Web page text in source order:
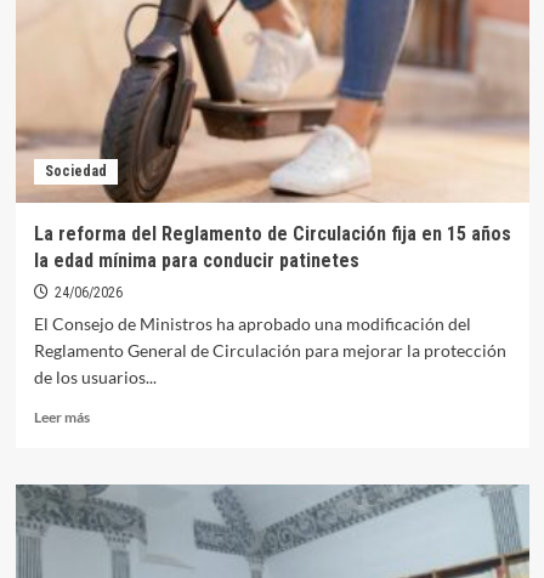
Orellana
para
la
implantación
de
medidas
seguridad
Sociedad
La reforma del Reglamento de Circulación fija en 15 años
la edad mínima para conducir patinetes
24/06/2026
El Consejo de Ministros ha aprobado una modificación del
Reglamento General de Circulación para mejorar la protección
de los usuarios...
Leer másLeer
La
reforma
del
Reglamento